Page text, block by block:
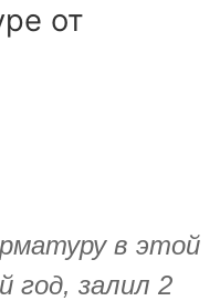
от
в этой
год, залил 2